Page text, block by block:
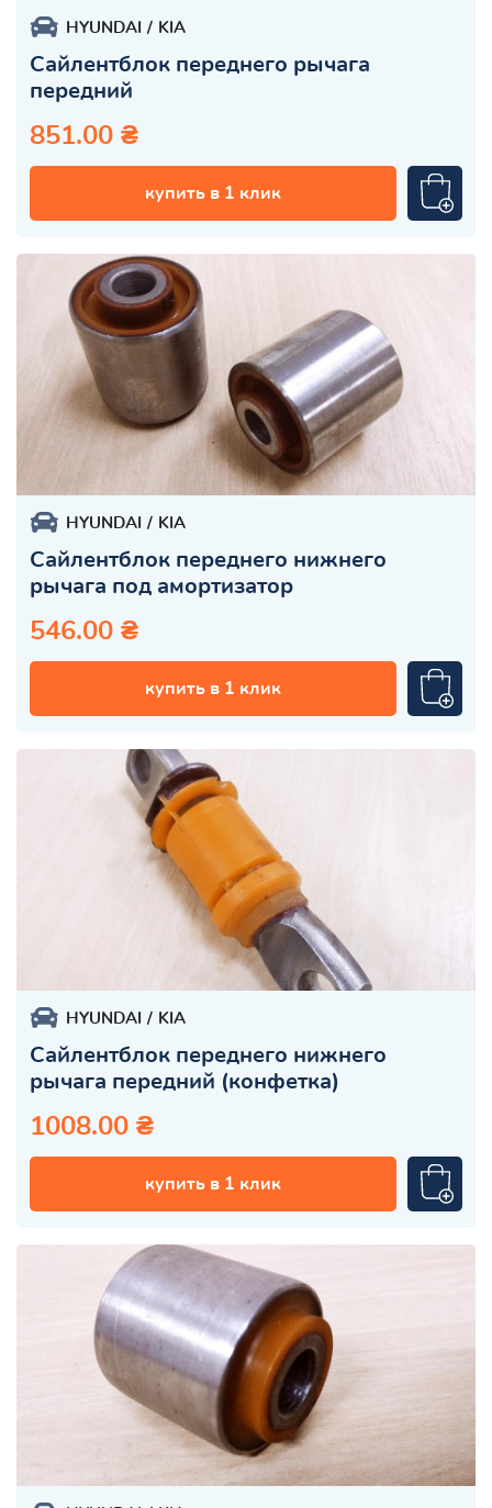
HYUNDAI KIA
Сайлентблок переднего рычага
передний
851.00 ₴
купить в 1 клик
HYUNDAI KIA
Сайлентблок переднего нижнего
рычага под амортизатор
546.00 ₴
купить в 1 клик
HYUNDAI KIA
Сайлентблок переднего нижнего
рычага передний (конфетка)
1008.00 ₴
купить в 1 клик